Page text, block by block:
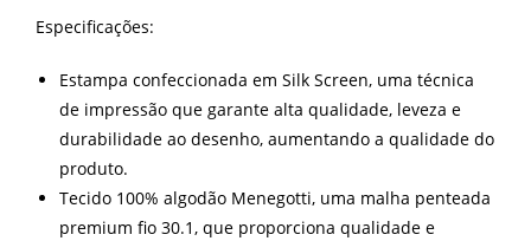
Especificações:
Estampa confeccionada em Silk Screen, uma técnica
de impressão que garante alta qualidade, leveza e
durabilidade ao desenho, aumentando a qualidade do
produto.
Tecido 100% algodão Menegotti, uma malha penteada
premium fio 30.1, que proporciona qualidade e